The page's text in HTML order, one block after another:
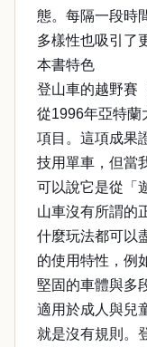
態。每隔一段時
多樣性也吸引了
本書特色
登山車的越野賽
從1996年亞特蘭
項目。這項成果
技用單車，但當
可以說它是從「
山車沒有所謂的
什麼玩法都可以
的使用特性，例
堅固的車體與多
適用於成人與兒
就是沒有規則。